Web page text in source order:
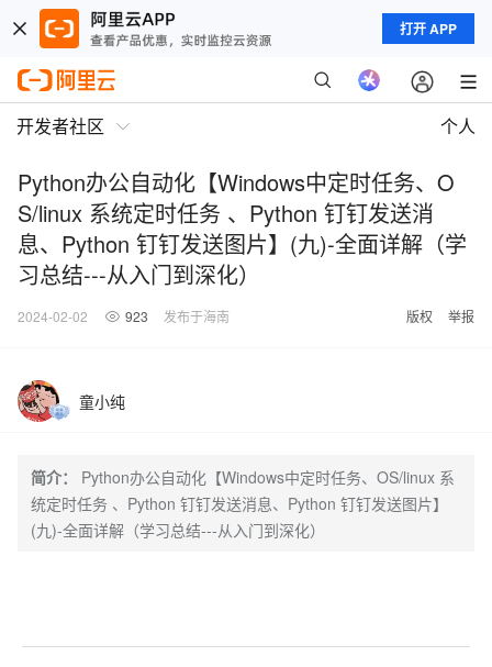
打开 APP
开发者社区 个人
Python办公自动化【Windows中定时任务、O
S/linux 系统定时任务 、Python 钉钉发送消
息、Python 钉钉发送图片】(九)-全面详解（学
习总结---从入门到深化）
2024-02-02 923 发布于海南 版权 举报
童小纯
简介：
Python办公自动化【Windows中定时任务、OS/linux 系
统定时任务 、Python 钉钉发送消息、Python 钉钉发送图片】
(九)-全面详解（学习总结---从入门到深化）